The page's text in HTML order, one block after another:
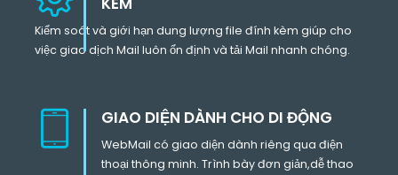
Kiểm soát và giới hạn dung lượng file đính kèm giúp cho
việc giao dịch Mail luôn ổn định và tải Mail nhanh chóng.
GIAO DIỆN DÀNH CHO DI ĐỘNG
WebMail có giao diện dành riêng qua điện
thoại thông minh. Trình bày đơn giản,dễ thao